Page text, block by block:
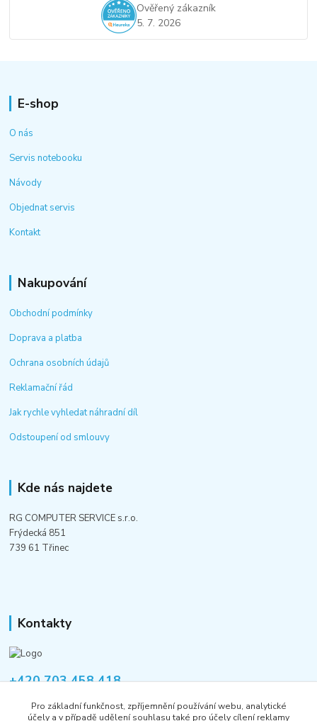
Ověřený zákazník
5. 7. 2026
E-shop
O nás
Servis notebooku
Návody
Objednat servis
Kontakt
Nakupování
Obchodní podmínky
Doprava a platba
Ochrana osobních údajů
Reklamační řád
Jak rychle vyhledat náhradní díl
Odstoupení od smlouvy
Kde nás najdete
RG COMPUTER SERVICE s.r.o.
Frýdecká 851
739 61 Třinec
Kontakty
+420 703 458 418
Pro základní funkčnost, zpříjemnění používání webu, analytické
účely a v případě udělení souhlasu také pro účely cílení reklamy